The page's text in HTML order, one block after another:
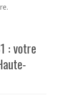
: votre